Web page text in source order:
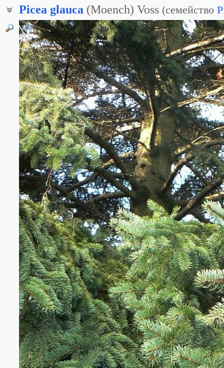
Picea glauca (Moench) Voss (семейство
Ель канадская
Ель белая